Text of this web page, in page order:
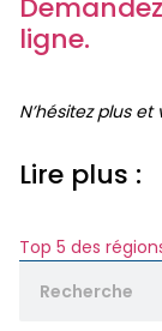
ligne.
N’hésitez plus
Lire plus :
Top 5 des